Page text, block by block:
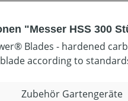
"Messer HSS 300
Blades - hardened
according to
Zubehör Gartengeräte